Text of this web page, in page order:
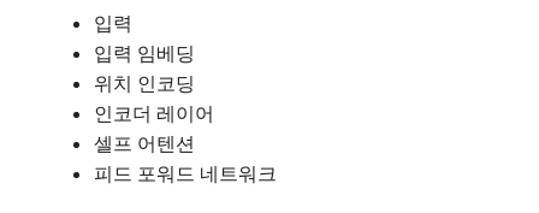
입력
입력 임베딩
위치 인코딩
인코더 레이어
셀프 어텐션
피드 포워드 네트워크